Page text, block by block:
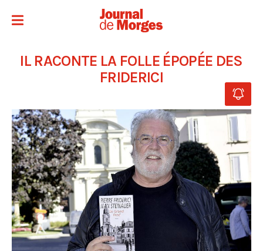
IL RACONTE LA FOLLE ÉPOPÉE DES
FRIDERICI